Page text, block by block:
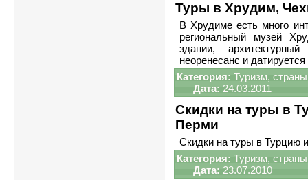
Туры в Хрудим,
В Хрудиме есть много
региональный музей
здании,
неоренесанс и
Категория: Туризм,
Дата: 24.03.2011
Скидки на туры в
Перми
Скидки на туры в Турцию
Категория: Туризм,
Дата: 23.07.2010